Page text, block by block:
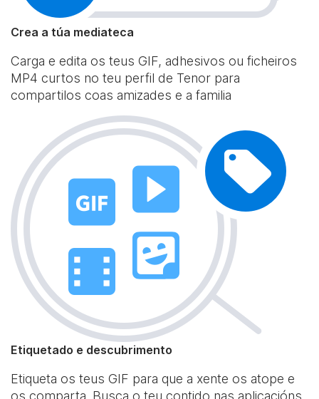
Crea a túa mediateca
Carga e edita os teus GIF, adhesivos ou ficheiros
MP4 curtos no teu perfil de Tenor para
compartilos coas amizades e a familia
Etiquetado e descubrimento
Etiqueta os teus GIF para que a xente os atope e
os comparta. Busca o teu contido nas aplicacións